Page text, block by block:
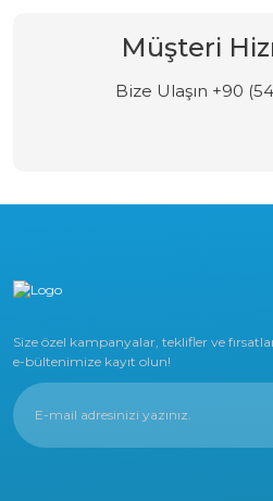
Müşteri
Bize Ulaşın +90
Size özel kampanyalar, teklifler ve
e-bültenimize kayıt olun!